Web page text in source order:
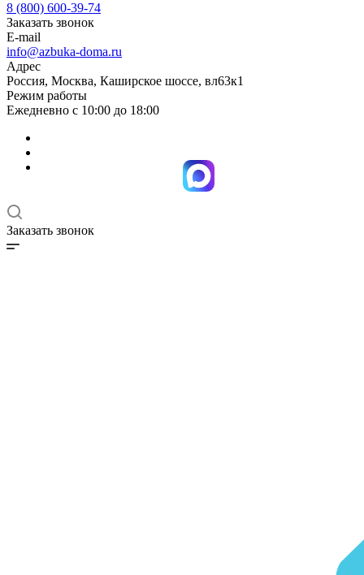
8 (800) 600-39-74
Заказать звонок
E-mail
info@azbuka-doma.ru
Адрес
Россия, Москва, Каширское шоссе, вл63к1
Режим работы
Ежедневно с 10:00 до 18:00
Заказать звонок